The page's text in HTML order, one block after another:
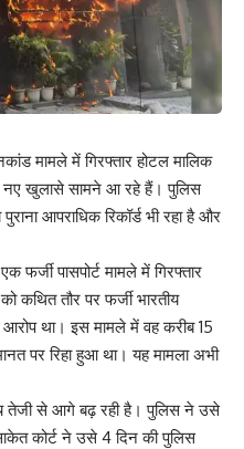
मामले में गिरफ्तार होटल मालिक
खुलासे सामने आ रहे हैं। पुलिस
आपराधिक रिकॉर्ड भी रहा है और
पासपोर्ट मामले में गिरफ्तार
कथित तौर पर फर्जी भारतीय
था। इस मामले में वह करीब 15
पर रिहा हुआ था। यह मामला अभी
तेजी से आगे बढ़ रही है। पुलिस ने उसे
कोर्ट ने उसे 4 दिन की पुलिस